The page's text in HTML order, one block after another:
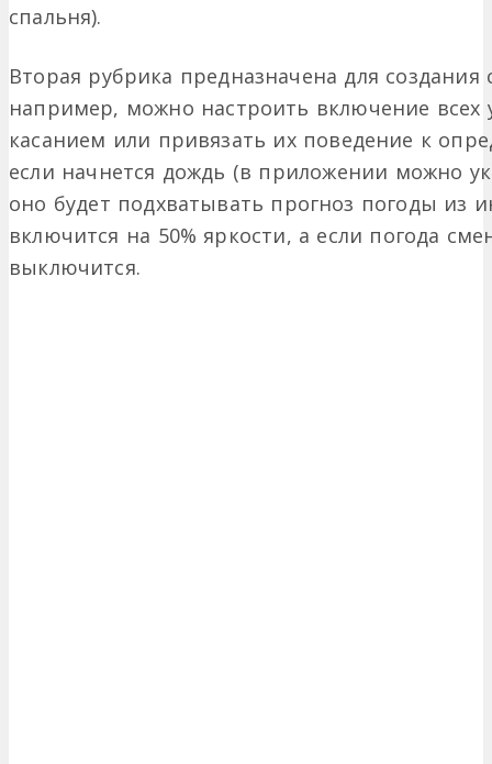
спальня).
Вторая рубрика предназначена для
например, можно настроить включение
касанием или привязать их поведение к
если начнется дождь (в приложении можно
оно будет подхватывать прогноз погоды из
включится на 50% яркости, а если погода
выключится.